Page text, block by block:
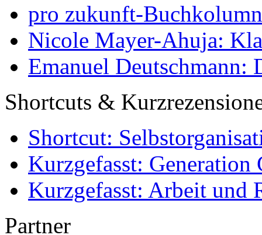
pro zukunft-
Nicole Mayer-Ahuja:
Emanuel Deutschmann:
Shortcuts &
Shortcut:
Kurzgefasst: Generation
Kurzgefasst: Arbeit und
Partner